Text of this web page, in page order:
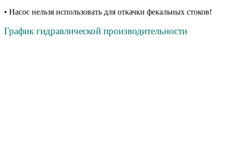
• Насос нельзя использовать для откачки фекальных стоков!
График гидравлической производительности